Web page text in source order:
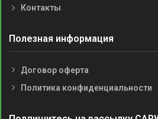
Контакты
Полезная информация
Договор оферта
Политика конфиденциальности